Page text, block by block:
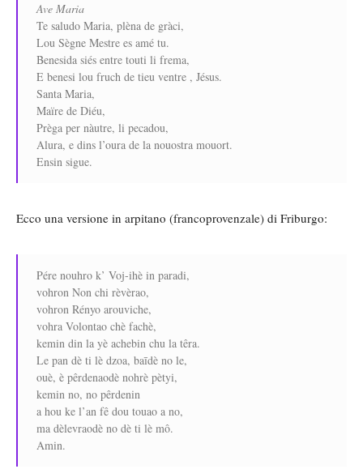
Ave Maria
Te saludo Maria, plèna de gràci,
Lou Sègne Mestre es amé tu.
Benesida siés entre touti li frema,
E benesi lou fruch de tieu ventre , Jésus.
Santa Maria,
Maïre de Diéu,
Prèga per nàutre, li pecadou,
Alura, e dins l’oura de la nouostra mouort.
Ensin sigue.
Ecco una versione in arpitano (francoprovenzale) di Friburgo:
Pére nouhro k’ Voj-ihè in paradi,
vohron Non chi rèvèrao,
vohron Rényo arouviche,
vohra Volontao chè fachè,
kemin din la yè achebin chu la têra.
Le pan dè ti lè dzoa, baīdè no le,
ouè, è pêrdenaodè nohrè pètyi,
kemin no, no pêrdenin
a hou ke l’an fê dou touao a no,
ma dèlevraodè no dè ti lè mô.
Amin.